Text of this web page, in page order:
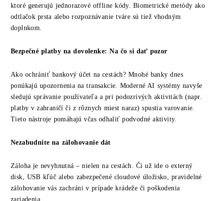
ktoré generujú jednorazové offline kódy. Biometrické metódy ako
odtlačok prsta alebo rozpoznávanie tváre sú tiež vhodným
doplnkom.
Bezpečné platby na dovolenke: Na čo si dať pozor
Ako ochrániť bankový účet na cestách? Mnohé banky dnes
ponúkajú upozornenia na transakcie. Moderné AI systémy navyše
sledujú správanie používateľa a pri podozrivých aktivitách (napr.
platby v zahraničí či z rôznych miest naraz) spustia varovanie.
Tieto nástroje pomáhajú včas odhaliť podvodné aktivity.
Nezabudnite na zálohovanie dát
Záloha je nevyhnutná – nielen na cestách. Či už ide o externý
disk, USB kľúč alebo zabezpečené cloudové úložisko, pravidelné
zálohovanie vás zachráni v prípade krádeže či poškodenia
zariadenia.